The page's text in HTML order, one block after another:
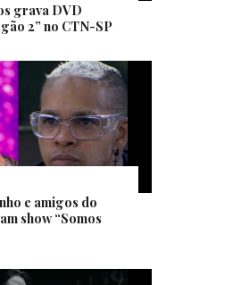
grava DVD
2” no CTN-SP
e amigos do
show “Somos